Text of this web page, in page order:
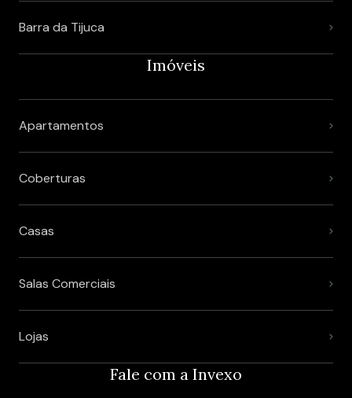
Barra da Tijuca
Imóveis
Apartamentos
Coberturas
Casas
Salas Comerciais
Lojas
Fale com a Invexo